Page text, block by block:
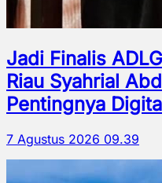
Jadi Finalis
Riau Syahrial
Pentingnya
7 Agustus 2026 09.39